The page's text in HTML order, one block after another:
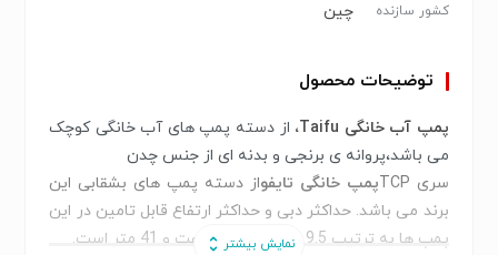
کشور سازنده چین
توضیحات محصول
پمپ آب خانگی Taifu،
از دسته پمپ های آب خانگی کوچک
می باشد،پروانه ی برنجی و بدنه ای از جنس چدن
سری TCP
پمپ خانگی تایفواز دسته پمپ های بشقابی این
برند می باشد. حداکثر دبی و حداکثر ارتفاع قابل تامین در این
پمپ ها به ترتیب 9.5 مترمکعب بر ساعت و 41 متر است.